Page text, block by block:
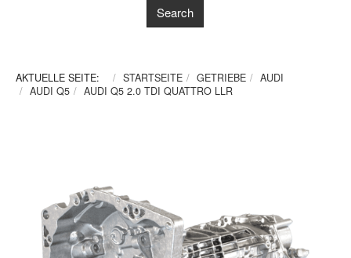
AKTUELLE SEITE: STARTSEITE GETRIEBE
AUDI
AUDI Q5
AUDI Q5 2.0 TDI QUATTRO LLR